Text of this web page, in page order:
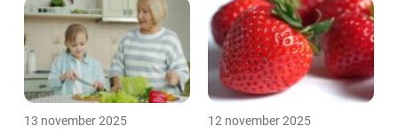
13 november 2025 12 november 2025